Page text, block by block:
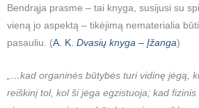
Bendrąja prasme – tai knyga, susijusi su
vieną jo aspektą – tikėjimą nematerialia
pasauliu. (A. K. Dvasių knyga – Įžanga)
„…kad organinės būtybės turi vidinę jėgą,
reiškinį tol, kol ši jėga egzistuoja; kad